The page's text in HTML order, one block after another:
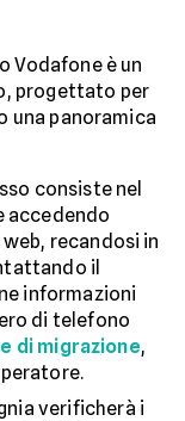
Vodafone è un
progettato per
una panoramica
consiste nel
accedendo
recandosi in
il
informazioni
di telefono
di migrazione,
verificherà i